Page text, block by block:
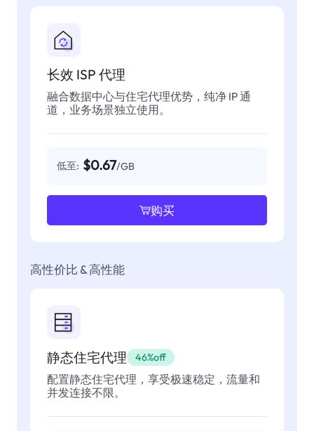
长效 ISP 代理
融合数据中心与住宅代理优势，纯净 IP 通
道，业务场景独立使用。
低至: $0.67/GB
购买
高性价比 & 高性能
静态住宅代理 46%off
配置静态住宅代理，享受极速稳定，流量和
并发连接不限。